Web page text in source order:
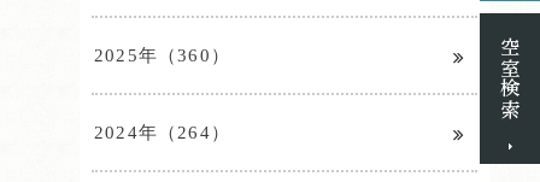
2025年（360）
2024年（264）